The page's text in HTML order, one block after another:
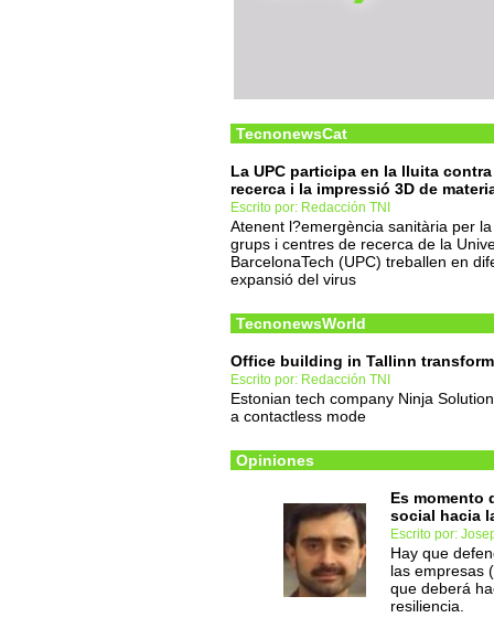
TecnonewsCat
La UPC participa en la lluita
recerca i la impressió 3D de
Escrito por: Redacción TNI
Atenent l?emergència sanitària per
grups i centres de recerca de la
BarcelonaTech (UPC) treballen en
expansió del virus
TecnonewsWorld
Office building in Tallinn
Escrito por: Redacción TNI
Estonian tech company Ninja
a contactless mode
Opiniones
Es momento
social hacia
Escrito por:
Hay que
las empresas
que deberá
resiliencia.